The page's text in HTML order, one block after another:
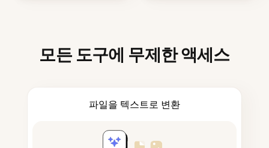
모든 도구에 무제한 액세스
파일을 텍스트로 변환